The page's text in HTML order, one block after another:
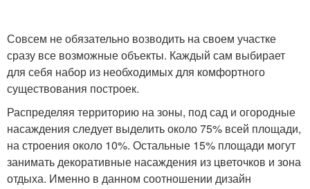
Совсем не обязательно возводить на своем участке
сразу все возможные объекты. Каждый сам выбирает
для себя набор из необходимых для комфортного
существования построек.
Распределяя территорию на зоны, под сад и огородные
насаждения следует выделить около 75% всей площади,
на строения около 10%. Остальные 15% площади могут
занимать декоративные насаждения из цветочков и зона
отдыха. Именно в данном соотношении дизайн